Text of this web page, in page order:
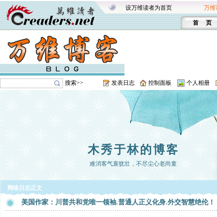
设万维读者为首页 万维
首 页
搜索>> 发表日志 控制面板 个人相册
木秀于林的博客
难消客气衰犹壮，不尽尘心老尚童
网络日志正文
美国作家：川普共和党唯一领袖.普通人正义化身.外交智慧绝伦！